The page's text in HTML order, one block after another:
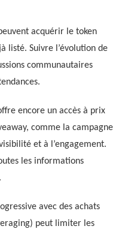
acquérir le token
listé. Suivre l’évolution de
communautaires
encore un accès à prix
comme la campagne
et à l’engagement.
les informations
avec des achats
peut limiter les